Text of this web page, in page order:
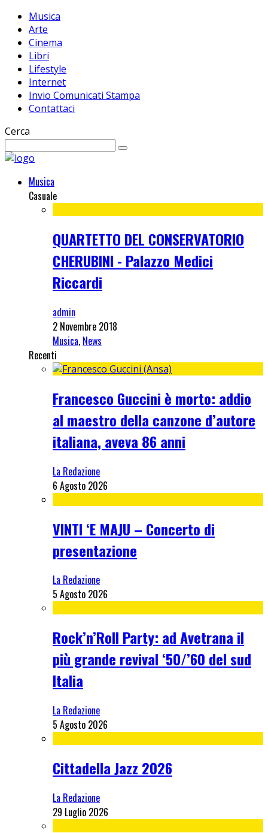
Musica
Arte
Cinema
Libri
Lifestyle
Internet
Invio Comunicati Stampa
Contattaci
Cerca
Musica
Casuale
QUARTETTO DEL CONSERVATORIO
CHERUBINI - Palazzo Medici
Riccardi
admin
2 Novembre 2018
Musica, News
Recenti
Francesco Guccini è morto: addio
al maestro della canzone d’autore
italiana, aveva 86 anni
La Redazione
6 Agosto 2026
VINTI ‘E MAJU – Concerto di
presentazione
La Redazione
5 Agosto 2026
Rock’n’Roll Party: ad Avetrana il
più grande revival ‘50/’60 del sud
Italia
La Redazione
5 Agosto 2026
Cittadella Jazz 2026
La Redazione
29 Luglio 2026